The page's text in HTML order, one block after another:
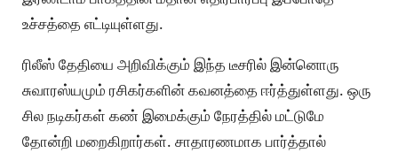
உச்சத்தை எட்டியுள்ளது.
ரிலீஸ் தேதியை அறிவிக்கும் இந்த டீசரில் இன்னொரு
சுவாரஸ்யமும் ரசிகர்களின் கவனத்தை ஈர்த்துள்ளது. ஒரு
சில நடிகர்கள் கண் இமைக்கும் நேரத்தில் மட்டுமே
தோன்றி மறைகிறார்கள். சாதாரணமாக பார்த்தால்